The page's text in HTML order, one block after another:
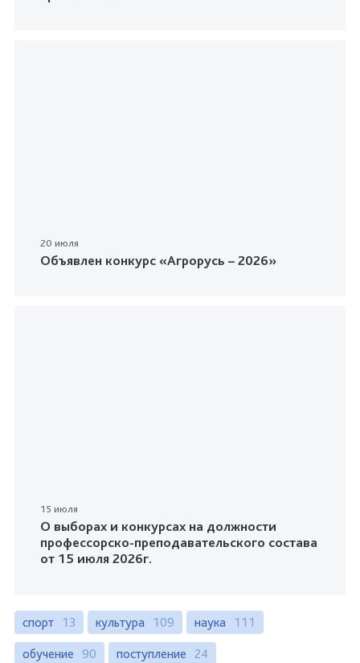
20 июля
Объявлен конкурс «Агрорусь – 2026»
15 июля
О выборах и конкурсах на должности
профессорско-преподавательского состава
от 15 июля 2026г.
спорт 13 культура 109 наука 111
обучение 90 поступление 24